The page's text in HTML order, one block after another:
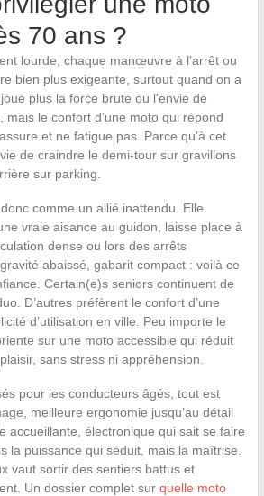
70 ans ?
lourde, chaque manœuvre à l’arrêt ou
bien plus exigeante, surtout quand on a
plus la force brute ou l’envie de
mais le confort d’une moto qui répond
et ne fatigue pas. Parce qu’à cet
de craindre le demi-tour sur gravillons
sur parking.
comme un allié inattendu. Elle
vraie aisance au guidon, laisse place à
dense ou lors des arrêts
abaissé, gabarit compact : voilà ce
Certain(e)s seniors continuent de
D’autres préfèrent le confort d’une
d’utilisation en ville. Peu importe le
sur une moto accessible qui réduit
sans stress ni appréhension.
pour les conducteurs âgés, tout est
meilleure ergonomie jusqu’au détail
accueillante, électronique qui sait se faire
la puissance qui séduit, mais la maîtrise.
vaut sortir des sentiers battus et
Un dossier complet sur quelle moto